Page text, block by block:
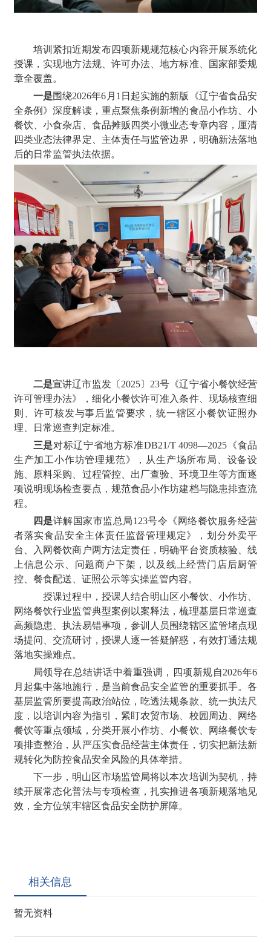
培训紧扣近期发布四项新规规范核心内容开展系统化
授课，实现地方法规、许可办法、地方标准、国家部委规
章全覆盖。
一是围绕2026年6月1日起实施的新版《辽宁省食品安
全条例》深度解读，重点聚焦条例新增的食品小作坊、小
餐饮、小食杂店、食品摊贩四类小微业态专章内容，厘清
四类业态法律界定、主体责任与监管边界，明确新法落地
后的日常监管执法依据。
二是宣讲辽市监发〔2025〕23号《辽宁省小餐饮经营
许可管理办法》，细化小餐饮许可准入条件、现场核查细
则、许可核发与事后监管要求，统一辖区小餐饮证照办
理、日常巡查判定标准。
三是对标辽宁省地方标准DB21/T 4098—2025《食品
生产加工小作坊管理规范》，从生产场所布局、设备设
施、原料采购、过程管控、出厂查验、环境卫生等方面逐
项说明现场检查要点，规范食品小作坊建档与隐患排查流
程。
四是详解国家市监总局123号令《网络餐饮服务经营
者落实食品安全主体责任监督管理规定》，划分外卖平
台、入网餐饮商户两方法定责任，明确平台资质核验、线
上信息公示、问题商户下架，以及线上经营门店后厨管
控、餐食配送、证照公示等实操监管内容。
授课过程中，授课人结合明山区小餐饮、小作坊、
网络餐饮行业监管典型案例以案释法，梳理基层日常巡查
高频隐患、执法易错事项，参训人员围绕辖区监管堵点现
场提问、交流研讨，授课人逐一答疑解惑，有效打通法规
落地实操难点。
局领导在总结讲话中着重强调，四项新规自2026年6
月起集中落地施行，是当前食品安全监管的重要抓手。各
基层监管所要提高政治站位，吃透法规条款、统一执法尺
度，以培训内容为指引，紧盯农贸市场、校园周边、网络
餐饮等重点领域，分类开展小作坊、小餐饮、网络餐饮专
项排查整治，从严压实食品经营主体责任，切实把新法新
规转化为防控食品安全风险的具体举措。
下一步，明山区市场监管局将以本次培训为契机，持
续开展常态化普法与专项检查，扎实推进各项新规落地见
效，全方位筑牢辖区食品安全防护屏障。
相关信息
暂无资料